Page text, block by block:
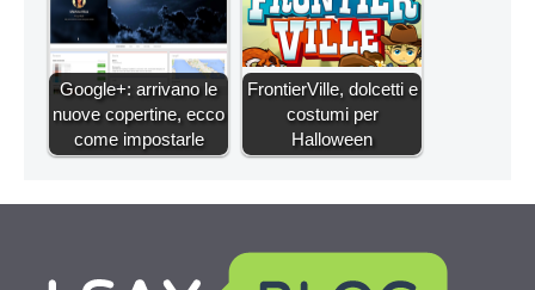
Google+: arrivano le
nuove copertine, ecco
come impostarle
FrontierVille, dolcetti e
costumi per
Halloween